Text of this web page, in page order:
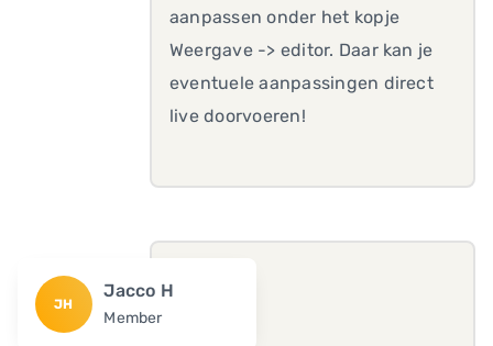
aanpassen onder het kopje
Weergave -> editor. Daar kan je
eventuele aanpassingen direct
live doorvoeren!
JH
Jacco H
Member